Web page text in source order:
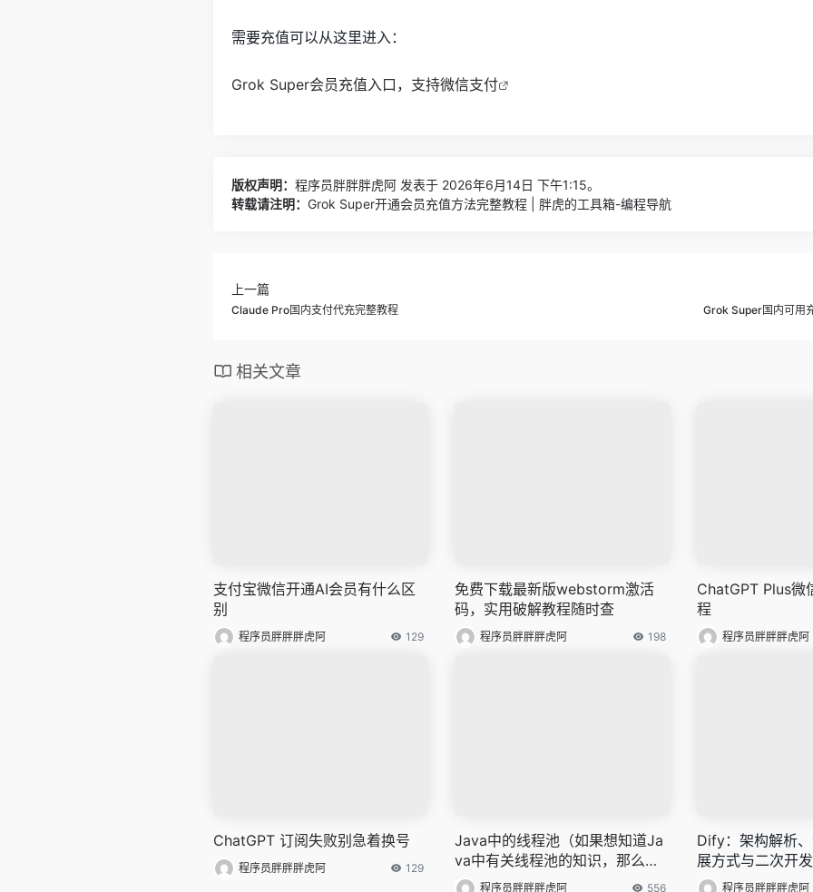
需要充值可以从这里进入：
Grok Super会员充值入口，支持微信支付
版权声明： 程序员胖胖胖虎阿 发表于 2026年6月14日 下午1:15。
转载请注明： Grok Super开通会员充值方法完整教程 | 胖虎的工具箱-编程导航
上一篇
Claude Pro国内支付代充完整教程 Grok Super国内可用
相关文章
支付宝微信开通AI会员有什么区
别
程序员胖胖胖虎阿 129
免费下载最新版webstorm激活
码，实用破解教程随时查
程序员胖胖胖虎阿 198
ChatGPT Plus微
程
程序员胖胖胖虎阿
ChatGPT 订阅失败别急着换号
程序员胖胖胖虎阿 129
Java中的线程池（如果想知道Ja
va中有关线程池的知识，那么只
看这一篇就足够了！）
程序员胖胖胖虎阿 556
Dify：架构解析
展方式与二次开
程序员胖胖胖虎阿